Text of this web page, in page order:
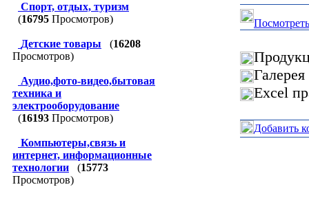
Спорт, отдых, туризм
(16795 Просмотров)
Детские товары (16208
Просмотров)
Аудио,фото-видео,бытовая
техника и
электрооборудование
(16193 Просмотров)
Компьютеры,связь и
интернет, информационные
технологии
(15773
Просмотров)
Excel
Добавить